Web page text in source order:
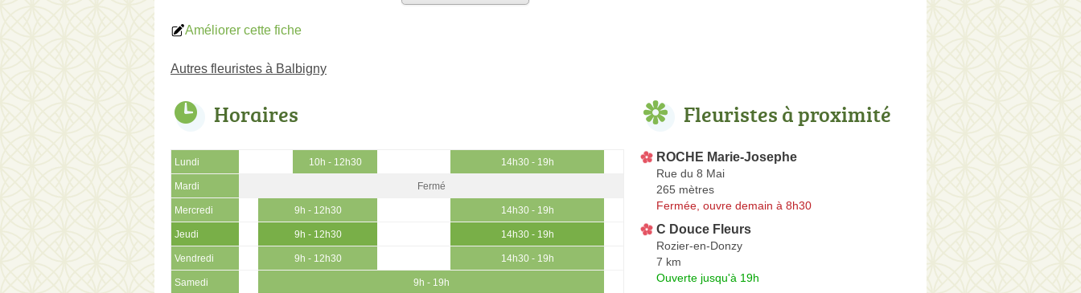
Améliorer cette fiche
Autres fleuristes à Balbigny
Horaires
Lundi 10h - 12h30 14h30 - 19h
Mardi Fermé
Mercredi 9h - 12h30 14h30 - 19h
Jeudi 9h - 12h30 14h30 - 19h
Vendredi 9h - 12h30 14h30 - 19h
Samedi 9h - 19h
Fleuristes à proximité
ROCHE Marie-Josephe
Rue du 8 Mai
265 mètres
Fermée, ouvre demain à 8h30
C Douce Fleurs
Rozier-en-Donzy
7 km
Ouverte jusqu'à 19h